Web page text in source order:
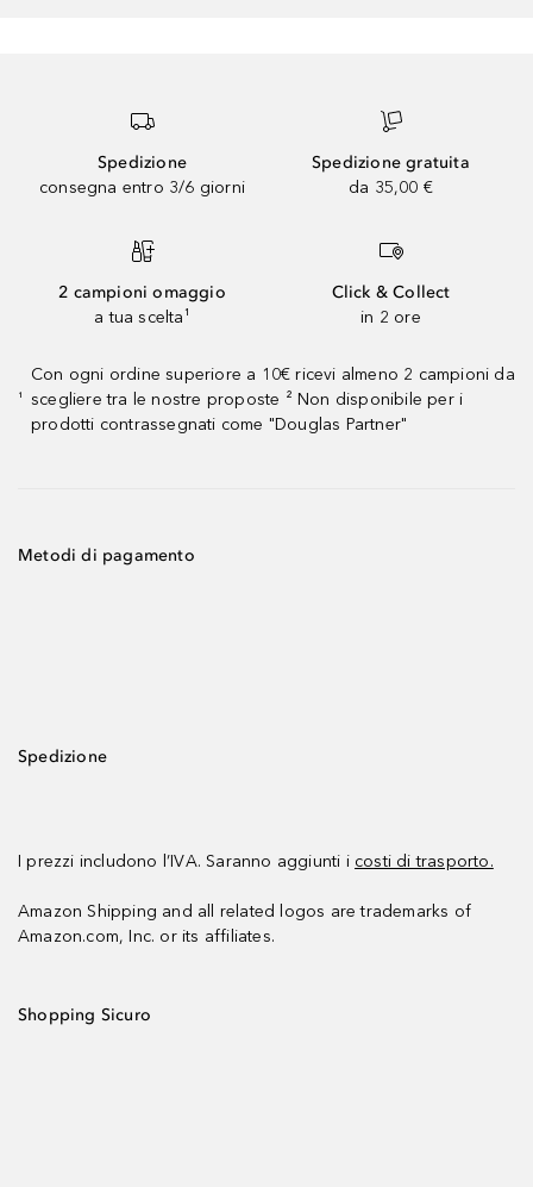
Spedizione
consegna entro 3/6 giorni
Spedizione gratuita
da 35,00 €
2 campioni omaggio
a tua scelta¹
Click & Collect
in 2 ore
¹
Con ogni ordine superiore a 10€ ricevi almeno 2 campioni da
scegliere tra le nostre proposte ² Non disponibile per i
prodotti contrassegnati come "Douglas Partner"
Metodi di pagamento
Spedizione
I prezzi includono l’IVA. Saranno aggiunti i costi di trasporto.
Amazon Shipping and all related logos are trademarks of
Amazon.com, Inc. or its affiliates.
Shopping Sicuro